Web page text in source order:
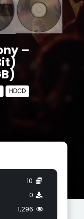
–
HDCD
10
0
1,296